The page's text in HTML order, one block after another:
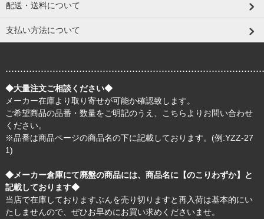
配送・送料について
支払い方法について
◆大量注文ご相談ください◆
メーカー在庫より取り寄せが可能か確認致します。
ご希望商品の品番・数量をご明記のうえ、 こちらよりお問い合わせ
ください。
※品番は商品ページの商品名の下に記載しております。(例:YZZ-27
1)
◆メーカー倉庫にて廃盤の商品には、商品名に【のこりわずか】と
記載しております◆
当店で在庫しておりますぶんを売り切りますと再入荷は基本的にい
たしませんので、ぜひお早めにお買い求めくださいませ。